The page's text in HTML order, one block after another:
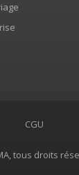
CGU
tous droits